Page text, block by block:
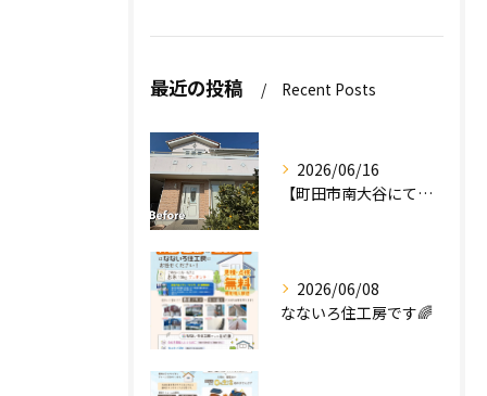
最近の投稿 Recent Posts
2026/06/16
【町田市南大谷にて外壁塗装工事完工のお知らせ】
2026/06/08
なないろ住工房です🌈